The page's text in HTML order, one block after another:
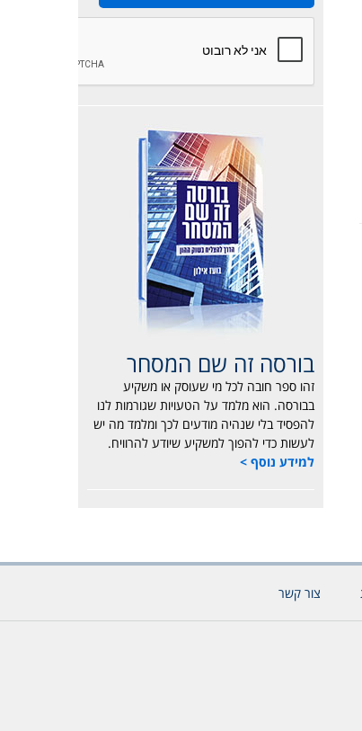
בורסה זה שם המסחר
זהו ספר חובה לכל מי שעוסק או משקיע
בבורסה. הוא מלמד על הטעויות שגורמות לנו
להפסיד בלי שנהיה מודעים לכך ומלמד מה יש
לעשות כדי להפוך למשקיע שיודע להרוויח.
למידע נוסף >
צור קשר